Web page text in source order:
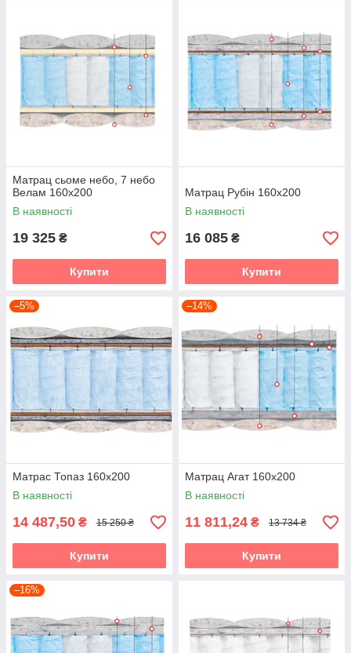
Матрац сьоме небо, 7 небо
Велам 160х200
В наявності
19 325 ₴
Купити
Матрац Рубін 160х200
В наявності
16 085 ₴
Купити
–5%
Матрас Топаз 160х200
В наявності
14 487,50 ₴ 15 250 ₴
Купити
–14%
Матрац Агат 160х200
В наявності
11 811,24 ₴ 13 734 ₴
Купити
–16%